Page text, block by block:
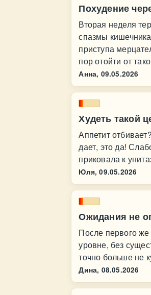
Похудение
Вторая неделя
спазмы
приступа
пор отойти от
Анна, 09.05.2026
Худеть такой
Аппетит
дает, это да!
приковала к
Юля, 09.05.2026
Ожидания не
После первого
уровне, без
точно больше не
Дина, 08.05.2026